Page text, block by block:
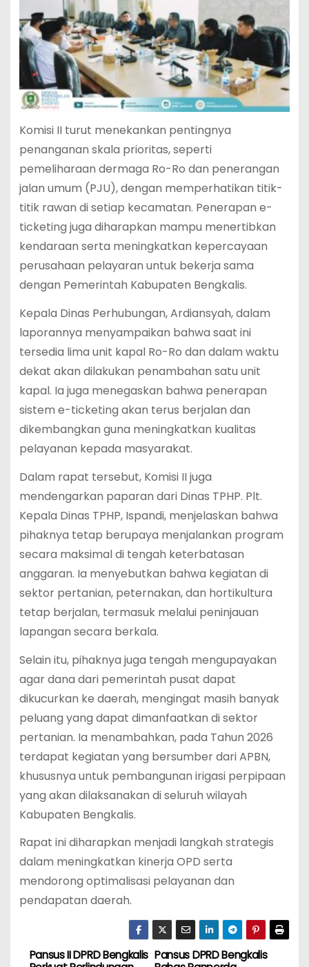
Komisi II turut menekankan pentingnya
penanganan skala prioritas, seperti
pemeliharaan dermaga Ro-Ro dan penerangan
jalan umum (PJU), dengan memperhatikan titik-
titik rawan di setiap kecamatan. Penerapan e-
ticketing juga diharapkan mampu menertibkan
kendaraan serta meningkatkan kepercayaan
perusahaan pelayaran untuk bekerja sama
dengan Pemerintah Kabupaten Bengkalis.
Kepala Dinas Perhubungan, Ardiansyah, dalam
laporannya menyampaikan bahwa saat ini
tersedia lima unit kapal Ro-Ro dan dalam waktu
dekat akan dilakukan penambahan satu unit
kapal. Ia juga menegaskan bahwa penerapan
sistem e-ticketing akan terus berjalan dan
dikembangkan guna meningkatkan kualitas
pelayanan kepada masyarakat.
Dalam rapat tersebut, Komisi II juga
mendengarkan paparan dari Dinas TPHP. Plt.
Kepala Dinas TPHP, Ispandi, menjelaskan bahwa
pihaknya tetap berupaya menjalankan program
secara maksimal di tengah keterbatasan
anggaran. Ia menyebutkan bahwa kegiatan di
sektor pertanian, peternakan, dan hortikultura
tetap berjalan, termasuk melalui peninjauan
lapangan secara berkala.
Selain itu, pihaknya juga tengah mengupayakan
agar dana dari pemerintah pusat dapat
dikucurkan ke daerah, mengingat masih banyak
peluang yang dapat dimanfaatkan di sektor
pertanian. Ia menambahkan, pada Tahun 2026
terdapat kegiatan yang bersumber dari APBN,
khususnya untuk pembangunan irigasi perpipaan
yang akan dilaksanakan di seluruh wilayah
Kabupaten Bengkalis.
Rapat ini diharapkan menjadi langkah strategis
dalam meningkatkan kinerja OPD serta
mendorong optimalisasi pelayanan dan
pendapatan daerah.
Pansus DPRD Bengkalis
Pansus II DPRD Bengkalis